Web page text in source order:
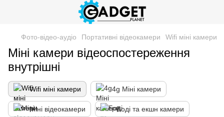
Фото-відео-аудіо Портативні відеокамери Wifi міні камери
Міні камери відеоспостереження
внутрішні
Wifi міні камери 4g Міні камери
Міні відеокамери Боді та екшн камери